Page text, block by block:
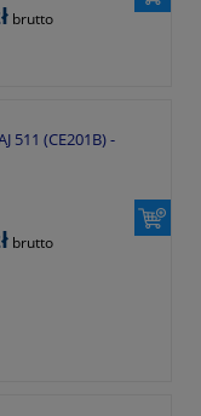
brutto
511 (CE201B) -
brutto